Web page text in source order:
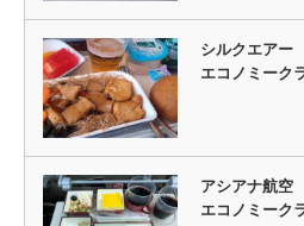
シルクエア
エコノミーク
アシアナ航
エコノミーク